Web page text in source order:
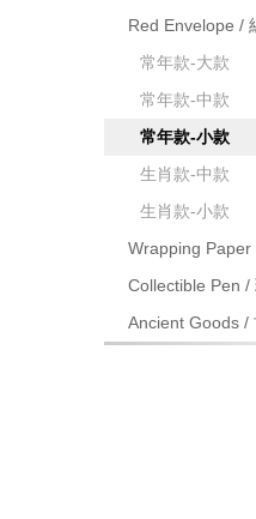
Red Envelope /
常年款-大款
常年款-中款
常年款-小款
生肖款-中款
生肖款-小款
Wrapping Paper
Collectible Pen /
Ancient Goods /